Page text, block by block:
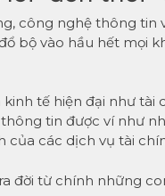
công nghệ thông
bộ vào hầu hết mọi
tế hiện đại như
tin được ví như
của các dịch vụ tài
đời từ chính những